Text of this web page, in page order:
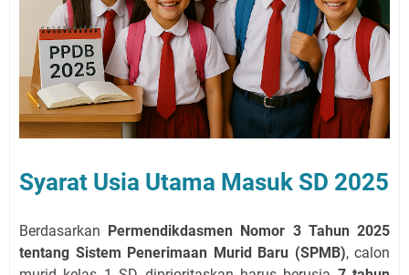
Syarat Usia Utama Masuk SD 2025
Berdasarkan Permendikdasmen Nomor 3 Tahun 2025
tentang Sistem Penerimaan Murid Baru (SPMB), calon